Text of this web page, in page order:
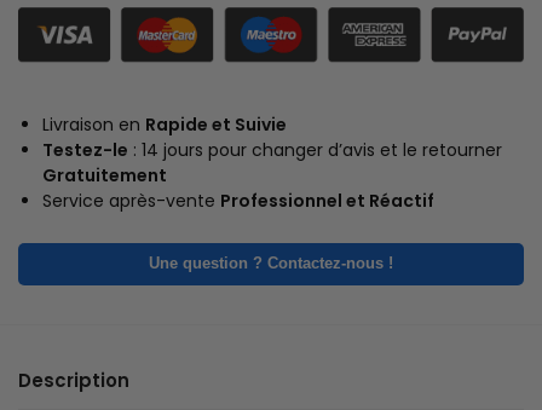
Livraison en Rapide et Suivie
Testez-le : 14 jours pour changer d’avis et le retourner
Gratuitement
Service après-vente Professionnel et Réactif
Une question ? Contactez-nous !
Description